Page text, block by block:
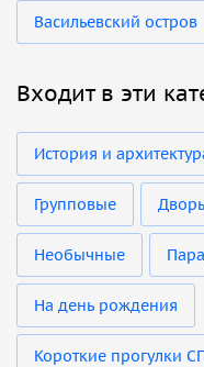
Васильевский остров
Входит в эти
История и
Групповые
Необычные
На день рождения
Короткие прогулки